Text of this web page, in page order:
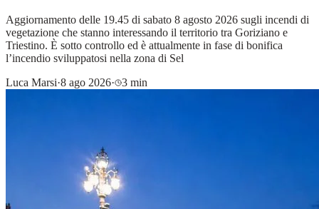
Aggiornamento delle 19.45 di sabato 8 agosto 2026 sugli incendi di
vegetazione che stanno interessando il territorio tra Goriziano e
Triestino. È sotto controllo ed è attualmente in fase di bonifica
l’incendio sviluppatosi nella zona di Sel
Luca Marsi·8 ago 2026· 3 min